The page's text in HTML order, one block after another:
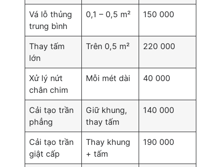
Vá lỗ thủng
trung bình
0,1 – 0,5 m² 150 000
Thay tấm
lớn
Trên 0,5 m² 220 000
Xử lý nứt
chân chim
Mỗi mét dài 40 000
Cải tạo trần
phẳng
Giữ khung,
thay tấm
140 000
Cải tạo trần
giật cấp
Thay khung
+ tấm
190 000